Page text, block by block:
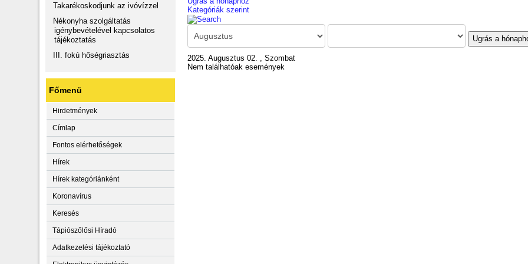
Takarékoskodjunk az ivóvízzel
Nékonyha szolgáltatás
igénybevételével kapcsolatos
tájékoztatás
III. fokú hőségriasztás
Főmenü
Hirdetmények
Címlap
Fontos elérhetőségek
Hírek
Hírek kategóriánként
Koronavírus
Keresés
Tápiószőlősi Híradó
Adatkezelési tájékoztató
Kategóriák szerint
Ugrás a
2025. Augusztus 02. , Szombat
Nem találhatóak események